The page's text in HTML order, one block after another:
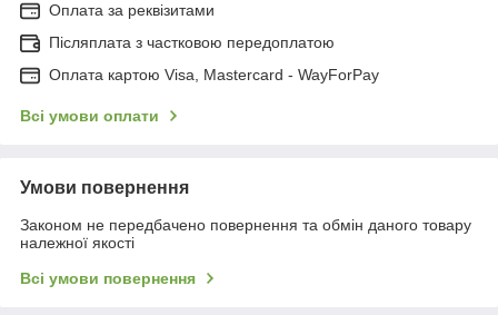
Оплата за реквізитами
Післяплата з частковою передоплатою
Оплата картою Visa, Mastercard - WayForPay
Всі умови оплати
Умови повернення
Законом не передбачено повернення та обмін даного товару
належної якості
Всі умови повернення